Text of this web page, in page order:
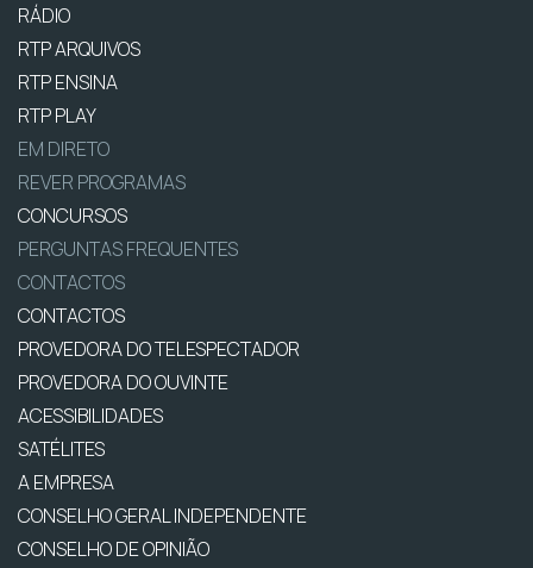
RÁDIO
RTP ARQUIVOS
RTP ENSINA
RTP PLAY
EM DIRETO
REVER PROGRAMAS
CONCURSOS
PERGUNTAS FREQUENTES
CONTACTOS
CONTACTOS
PROVEDORA DO TELESPECTADOR
PROVEDORA DO OUVINTE
ACESSIBILIDADES
SATÉLITES
A EMPRESA
CONSELHO GERAL INDEPENDENTE
CONSELHO DE OPINIÃO